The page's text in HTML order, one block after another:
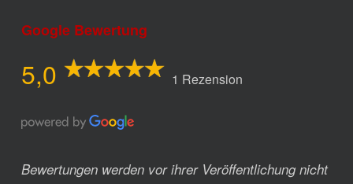
Google Bewertung
5,0 1 Rezension
Bewertungen werden vor ihrer Veröffentlichung nicht